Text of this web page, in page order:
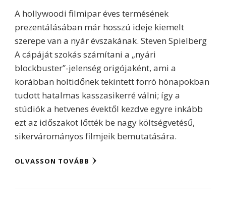
A hollywoodi filmipar éves termésének
prezentálásában már hosszú ideje kiemelt
szerepe van a nyár évszakának. Steven Spielberg
A cápáját szokás számítani a „nyári
blockbuster”-jelenség origójaként, ami a
korábban holtidőnek tekintett forró hónapokban
tudott hatalmas kasszasikerré válni; így a
stúdiók a hetvenes évektől kezdve egyre inkább
ezt az időszakot lőtték be nagy költségvetésű,
sikervárományos filmjeik bemutatására.
OLVASSON TOVÁBB